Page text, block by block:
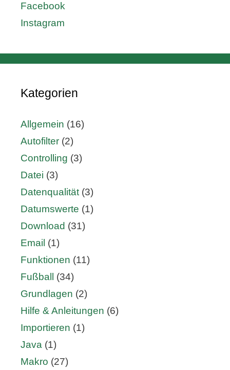
Facebook
Instagram
Kategorien
Allgemein (16)
Autofilter (2)
Controlling (3)
Datei (3)
Datenqualität (3)
Datumswerte (1)
Download (31)
Email (1)
Funktionen (11)
Fußball
(34)
Grundlagen (2)
Hilfe & Anleitungen (6)
Importieren (1)
Java (1)
Makro (27)